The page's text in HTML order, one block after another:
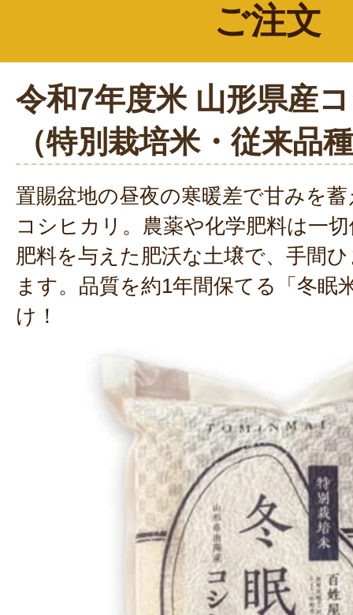
ご注文
令和7年度米 山形県産
（特別栽培米・従来品
置賜盆地の昼夜の寒暖差で甘みを
コシヒカリ。農薬や化学肥料は一
肥料を与えた肥沃な土壌で、手間
ます。品質を約1年間保てる「冬眠
け！